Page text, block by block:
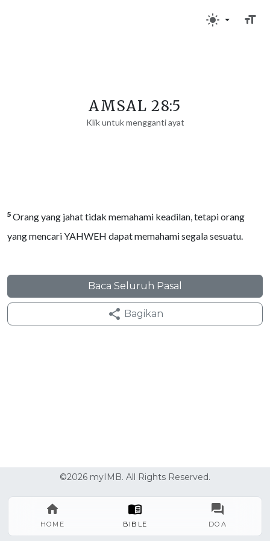
HOME BIBLE DOA
AMSAL 28:5
Klik untuk mengganti ayat
5 Orang yang jahat tidak memahami keadilan, tetapi orang
yang mencari YAHWEH dapat memahami segala sesuatu.
Baca Seluruh Pasal
Bagikan
©2026 myIMB. All Rights Reserved.